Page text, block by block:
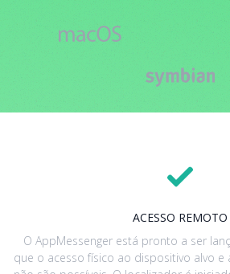
ACESSO REMOTO
O AppMessenger está pronto a ser
que o acesso físico ao dispositivo alvo e